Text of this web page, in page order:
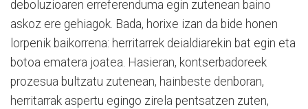
deboluzioaren erreferenduma egin zutenean baino
askoz ere gehiagok. Bada, horixe izan da bide honen
lorpenik baikorrena: herritarrek deialdiarekin bat egin eta
botoa ematera joatea. Hasieran, kontserbadoreek
prozesua bultzatu zutenean, hainbeste denboran,
herritarrak aspertu egingo zirela pentsatzen zuten,